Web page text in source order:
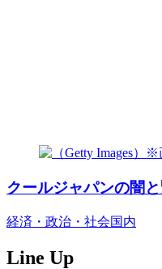
クールジャパンの闇
経済・政治・社会国内
Line Up